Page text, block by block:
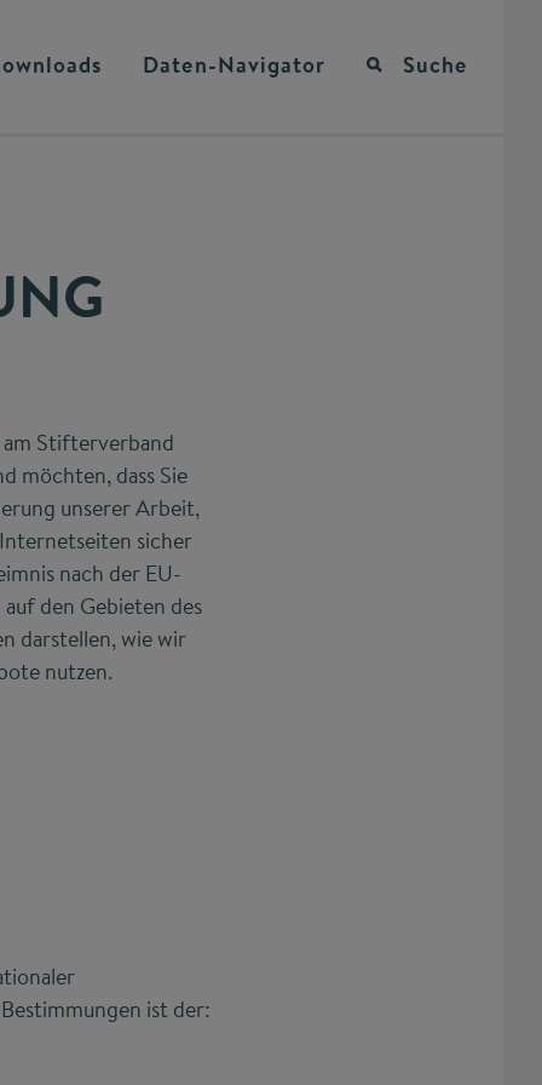
Daten-Navigator Suche
Stifterverband
möchten, dass Sie
unserer Arbeit,
sicher
nach der EU-
den Gebieten des
darstellen, wie wir
nutzen.
ist der: